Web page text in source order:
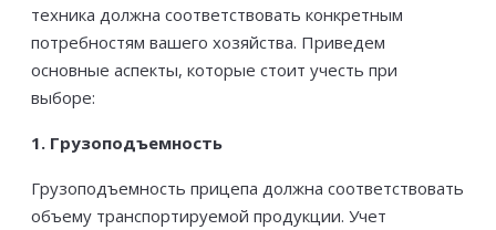
техника должна соответствовать конкретным
потребностям вашего хозяйства. Приведем
основные аспекты, которые стоит учесть при
выборе:
1. Грузоподъемность
Грузоподъемность прицепа должна соответствовать
объему транспортируемой продукции. Учет